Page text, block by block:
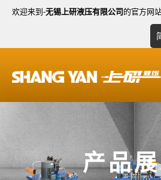
欢迎来到-无锡上研液压有限公司 的官方网站
产品